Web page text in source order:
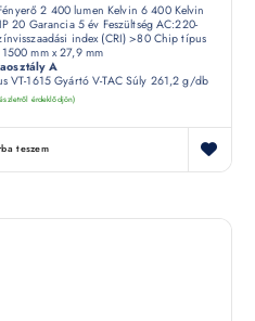
2 400 lumen Kelvin 6 400 Kelvin
20 Garancia 5 év Feszültség AC:220-
index (CRI) >80 Chip típus
mm x 27,9 mm
A
VT-1615 Gyártó V-TAC Súly 261,2 g/db
érdeklődjön)
teszem